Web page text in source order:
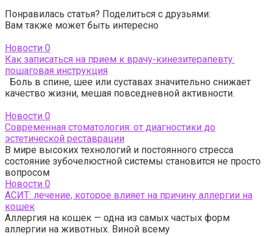
Понравилась статья? Поделиться с друзьями:
Вам также может быть интересно
Новости 0
Как записаться на прием к врачу-кинезитерапевту:
пошаговая инструкция
Боль в спине, шее или суставах значительно снижает
качество жизни, мешая повседневной активности.
Новости 0
Современная стоматология: от диагностики до
эстетической реставрации
В мире высоких технологий и постоянного стресса
состояние зубочелюстной системы становится не просто
вопросом
Новости 0
АСИТ: лечение, которое влияет на причину аллергии на
кошек
Аллергия на кошек — одна из самых частых форм
аллергии на животных. Виной всему